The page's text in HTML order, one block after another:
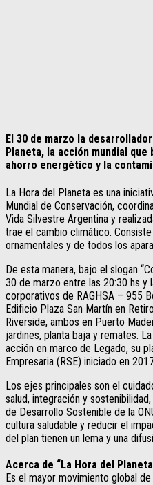
El 30 de marzo la
Planeta, la acción mundial
ahorro energético y la
La Hora del Planeta es una
Mundial de Conservación,
Vida Silvestre Argentina y
trae el cambio climático.
ornamentales y de todos los
De esta manera, bajo el slogan
30 de marzo entre las 20:30 hs y
corporativos de RAGHSA – 955
Edificio Plaza San Martín en
Riverside, ambos en Puerto
jardines, planta baja y remates.
acción en marco de Legado, su
Empresaria (RSE) iniciado en
Los ejes principales son el
salud, integración y
de Desarrollo Sostenible de la
cultura saludable y reducir el
del plan tienen un lema y una
Acerca de “La Hora del
Es el mayor movimiento global